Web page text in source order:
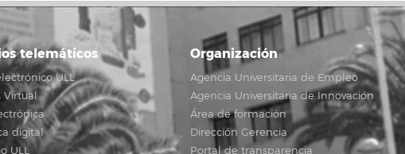
telemáticos
ULL
Virtual
digital
ULL
Organización
Agencia Universitaria de Empleo
Agencia Universitaria de Innovación
Área de formación
Dirección Gerencia
Portal de transparencia